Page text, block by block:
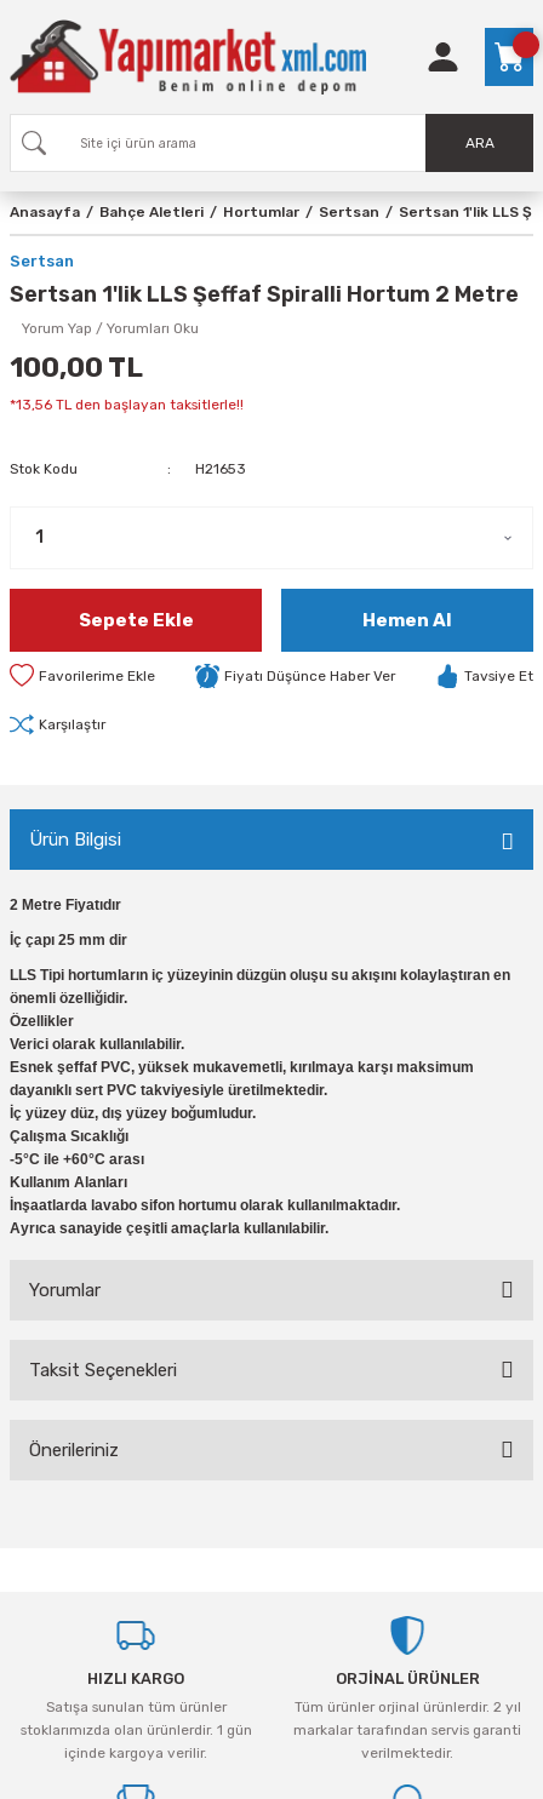
ARA
Anasayfa Bahçe Aletleri Hortumlar Sertsan Sertsan 1'lik LLS
Sertsan
Sertsan 1'lik LLS Şeffaf Spiralli Hortum 2 Metre
Yorum Yap / Yorumları Oku
100,00 TL
*13,56 TL den başlayan taksitlerle!!
Stok Kodu H21653
Sepete Ekle Hemen Al
Fiyatı Düşünce Haber Ver Tavsiye Et
Karşılaştır
Ürün Bilgisi
2 Metre Fiyatıdır
İç çapı 25 mm dir
LLS Tipi hortumların iç yüzeyinin düzgün oluşu su akışını kolaylaştıran en
önemli özelliğidir.
Özellikler
Verici olarak kullanılabilir.
Esnek şeffaf PVC, yüksek mukavemetli, kırılmaya karşı maksimum
dayanıklı sert PVC takviyesiyle üretilmektedir.
İç yüzey düz, dış yüzey boğumludur.
Çalışma Sıcaklığı
-5°C ile +60°C arası
Kullanım Alanları
İnşaatlarda lavabo sifon hortumu olarak kullanılmaktadır.
Ayrıca sanayide çeşitli amaçlarla kullanılabilir.
Yorumlar
Taksit Seçenekleri
Önerileriniz
Ürün resmi kalitesiz, bozuk veya görüntülenemiyor.
Ürün açıklamasında eksik bilgiler bulunuyor.
Ürün bilgilerinde hatalar bulunuyor.
Ürün fiyatı diğer sitelerden daha pahalı.
Bu ürüne benzer farklı alternatifler olmalı.
HIZLI KARGO
Satışa sunulan tüm ürünler
stoklarımızda olan ürünlerdir. 1 gün
içinde kargoya verilir.
ORJİNAL ÜRÜNLER
Tüm ürünler orjinal ürünlerdir. 2 yıl
markalar tarafından servis garanti
verilmektedir.